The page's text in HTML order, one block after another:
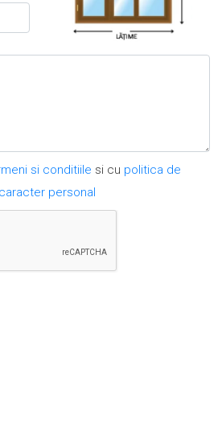
si conditiile si cu politica de
personal